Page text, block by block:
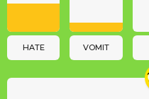
o
HATE VOMIT